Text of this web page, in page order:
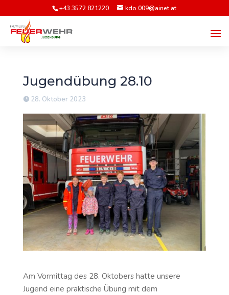
+43 3572 821220 kdo.009@ainet.at
Jugendübung 28.10
28. Oktober 2023
Am Vormittag des 28. Oktobers hatte unsere
Jugend eine praktische Übung mit dem